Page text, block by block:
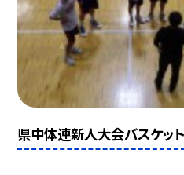
県中体連新人大会バスケッ